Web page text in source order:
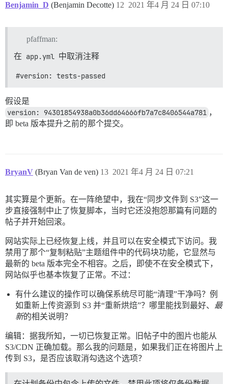
Benjamin_D (Benjamin Decotte) 2021 年4 月 24 日 07:10
12
pfaffman:
在 app.yml 中取消注释
#version: tests-passed
假设是
version: 94301854938a0b36dd64666fb7a7c8406544a781 ，
即 beta 版本提升之前的那个提交。
BryanV (Bryan Van de ven) 2021 年4 月 24 日 07:21
13
其实算是个更新。在一阵绝望中，我在“同步文件到 S3”这一
步直接强制中止了恢复脚本，当时它还没抱怨那篇有问题的
帖子并开始回滚。
网站实际上已经恢复上线，并且可以在安全模式下访问。我
禁用了那个“复制粘贴”主题组件中的代码块功能，它显然与
最新的 beta 版本完全不相容。之后，即使不在安全模式下，
网站似乎也基本恢复了正常。不过：
有什么建议的操作可以确保系统尽可能“清理”干净吗？例
如重新上传资源到 S3 并“重新烘焙”？哪里能找到最好、
最
新的相关说明？
编辑：据我所知，一切已恢复正常。旧帖子中的图片也能从
S3/CDN 正确加载。那么我的问题是，如果我们正在将图片上
传到 S3，是否应该取消勾选这个选项？